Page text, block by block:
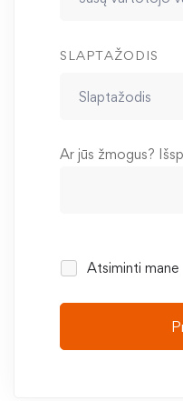
SLAPTAŽODIS
Ar jūs žmogus?
Atsiminti mane